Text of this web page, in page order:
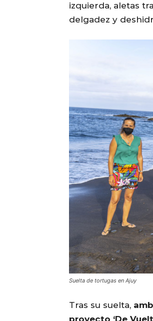
izquierda, aletas
delgadez y
Suelta de tortugas en Ajuy
Tras su suelta,